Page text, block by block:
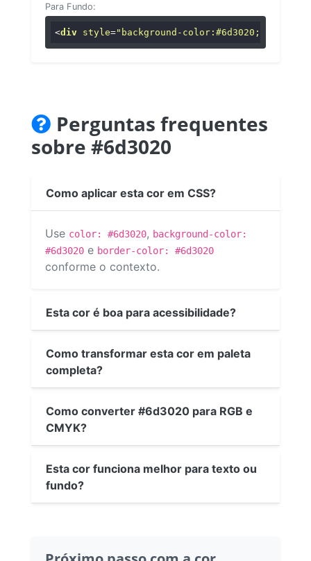
Para Fundo:
<div style="background-color:#6d3020;"
Perguntas frequentes
sobre #6d3020
Como aplicar esta cor em CSS?
Use color: #6d3020, background-color:
#6d3020 e border-color: #6d3020
conforme o contexto.
Esta cor é boa para acessibilidade?
Como transformar esta cor em paleta
completa?
Como converter #6d3020 para RGB e
CMYK?
Esta cor funciona melhor para texto ou
fundo?